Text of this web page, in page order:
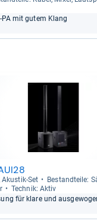
mit gutem Klang
Akus­tik-​Set
Bestand­teile:
Tech­nik: Aktiv
für klare und